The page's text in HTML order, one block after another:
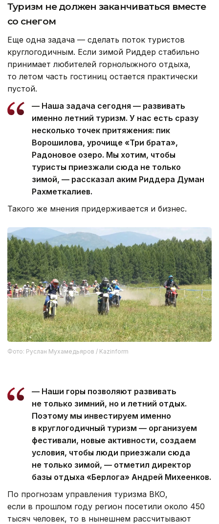
Туризм не должен заканчиваться вместе
со снегом
Еще одна задача — сделать поток туристов
круглогодичным. Если зимой Риддер стабильно
принимает любителей горнолыжного отдыха,
то летом часть гостиниц остается практически
пустой.
— Наша задача сегодня — развивать
именно летний туризм. У нас есть сразу
несколько точек притяжения: пик
Ворошилова, урочище «Три брата»,
Радоновое озеро. Мы хотим, чтобы
туристы приезжали сюда не только
зимой, — рассказал аким Риддера Думан
Рахметкалиев.
Такого же мнения придерживается и бизнес.
Фото: Руслан Мухамедьяров / Kazinform
— Наши горы позволяют развивать
не только зимний, но и летний отдых.
Поэтому мы инвестируем именно
в круглогодичный туризм — организуем
фестивали, новые активности, создаем
условия, чтобы люди приезжали сюда
не только зимой, — отметил директор
базы отдыха «Берлога» Андрей Михеенков.
По прогнозам управления туризма ВКО,
если в прошлом году регион посетили около 450
тысяч человек, то в нынешнем рассчитывают